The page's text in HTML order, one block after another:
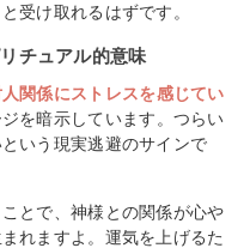
受け取れるはずです。
チュアル的意味
関係にストレスを感じてい
を暗示しています。つらい
いう現実逃避のサインで
とで、神様との関係が心や
れますよ。運気を上げるた